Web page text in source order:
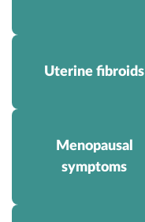
Uterine fibroids
Menopausal
symptoms